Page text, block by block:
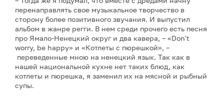
перенаправлять свое музыкальное творчество в
сторону более позитивного звучания. И выпустил
альбом в жанре регги. В нем среди прочего есть песня
про Ямало-Ненецкий округ и два кавера, – «Don't
worry, be happy» и «Котлеты с пюрешкой», –
переведенные мною на ненецкий язык. Так как в
нашей национальной кухне нет таких блюд, как
котлеты и пюрешка, я заменил их на мясной и рыбный
супы.